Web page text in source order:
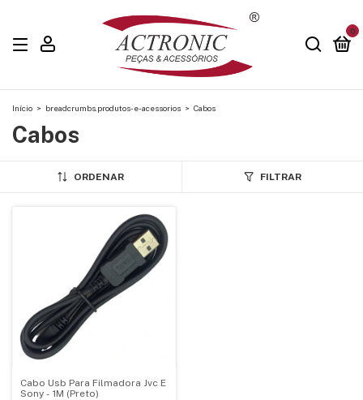
0
Início > breadcrumbs.produtos-e-acessorios > Cabos
Cabos
ORDENAR FILTRAR
Cabo Usb Para Filmadora Jvc E
Sony - 1M (Preto)